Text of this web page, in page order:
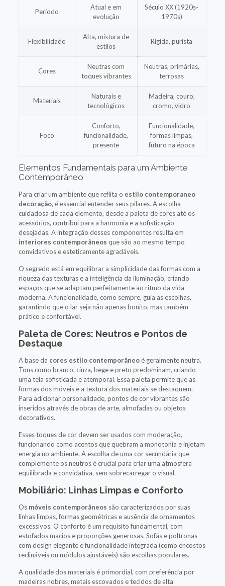
Período
Atual e em
evolução
Século XX (1920s-
1970s)
Flexibilidade
Alta, mistura de
estilos
Rígida, purista
Cores
Neutras com
toques vibrantes
Neutras, primárias,
terrosas
Materiais
Naturais e
tecnológicos
Madeira, couro,
cromo, vidro
Foco
Conforto,
funcionalidade,
presente
Funcionalidade,
formas limpas,
futuro na época
Elementos Fundamentais para um Ambiente
Contemporâneo
Para criar um ambiente que reflita o estilo contemporaneo
decoração, é essencial entender seus pilares. A escolha
cuidadosa de cada elemento, desde a paleta de cores até os
acessórios, contribui para a harmonia e a sofisticação
desejadas. A integração desses componentes resulta em
interiores contemporâneos que são ao mesmo tempo
convidativos e esteticamente agradáveis.
O segredo está em equilibrar a simplicidade das formas com a
riqueza das texturas e a inteligência da iluminação, criando
espaços que se adaptam perfeitamente ao ritmo da vida
moderna. A funcionalidade, como sempre, guia as escolhas,
garantindo que o lar seja não apenas bonito, mas também
prático e confortável.
Paleta de Cores: Neutros e Pontos de
Destaque
A base da cores estilo contemporâneoé geralmente neutra.
Tons como branco, cinza, bege e preto predominam, criando
uma tela sofisticada e atemporal. Essa paleta permite que as
formas dos móveis e a textura dos materiais se destaquem.
Para adicionar personalidade, pontos de cor vibrantes são
inseridos através de obras de arte, almofadas ou objetos
decorativos.
Esses toques de cor devem ser usados com moderação,
funcionando como acentos que quebram a monotonia e injetam
energia no ambiente. A escolha de uma cor secundária que
complemente os neutros é crucial para criar uma atmosfera
equilibrada e convidativa, sem sobrecarregar o visual.
Mobiliário: Linhas Limpas e Conforto
Os móveis contemporâneos são caracterizados por suas
linhas limpas, formas geométricas e ausência de ornamentos
excessivos. O conforto é um requisito fundamental, com
estofados macios e proporções generosas. Sofás e poltronas
com design elegante e funcionalidade integrada (como encostos
reclináveis ou módulos ajustáveis) são escolhas populares.
A qualidade dos materiais é primordial, com preferência por
madeiras nobres, metais escovados e tecidos de alta